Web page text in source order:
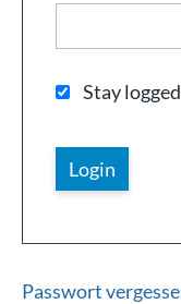
Stay
Passwort